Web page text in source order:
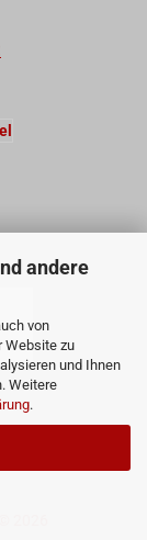
andere
von
Website zu
und Ihnen
Weitere
.